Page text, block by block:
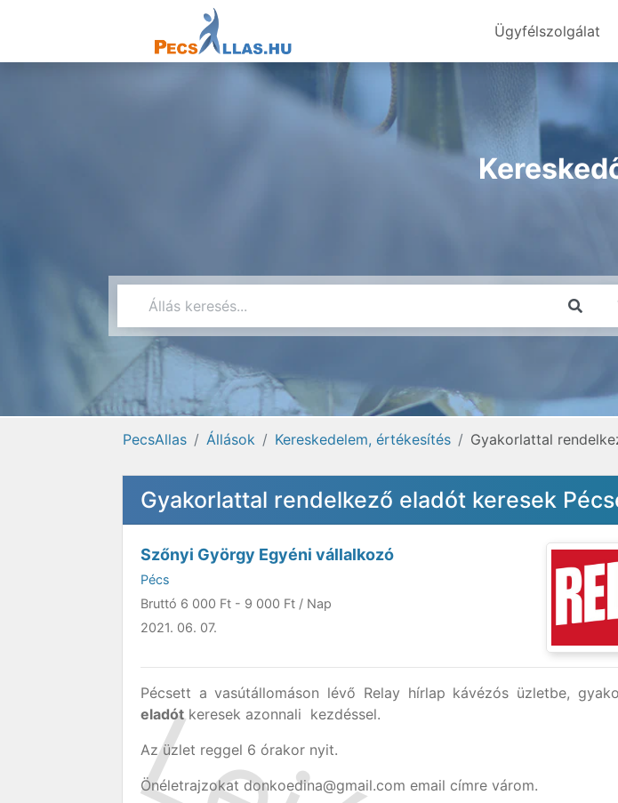
Ügyfélszolgálat
PecsAllas Állások Kereskedelem, értékesítés Gyakorlattal
Gyakorlattal rendelkező eladót keresek
Szőnyi György Egyéni vállalkozó
Pécs
Bruttó 6 000 Ft - 9 000 Ft / Nap
2021. 06. 07.
Pécsett a vasútállomáson lévő Relay hírlap kávézós üzletbe,
eladótkeresek azonnali kezdéssel.
Az üzlet reggel 6 órakor nyit.
Önéletrajzokat donkoedina@gmail.com email címre várom.